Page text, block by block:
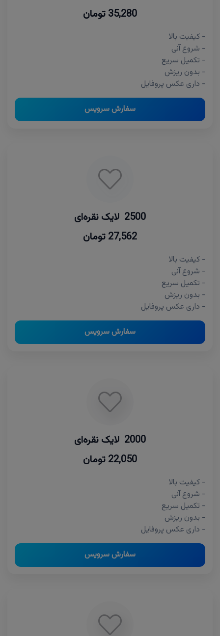
35,280 تومان
- کیفیت بالا
- شروع آنی
- تکمیل سریع
- بدون ریزش
- داری عکس پروفایل
سفارش سرویس
2500 لایک نقره‌ای
27,562 تومان
- کیفیت بالا
- شروع آنی
- تکمیل سریع
- بدون ریزش
- داری عکس پروفایل
سفارش سرویس
2000 لایک نقره‌ای
22,050 تومان
- کیفیت بالا
- شروع آنی
- تکمیل سریع
- بدون ریزش
- داری عکس پروفایل
سفارش سرویس